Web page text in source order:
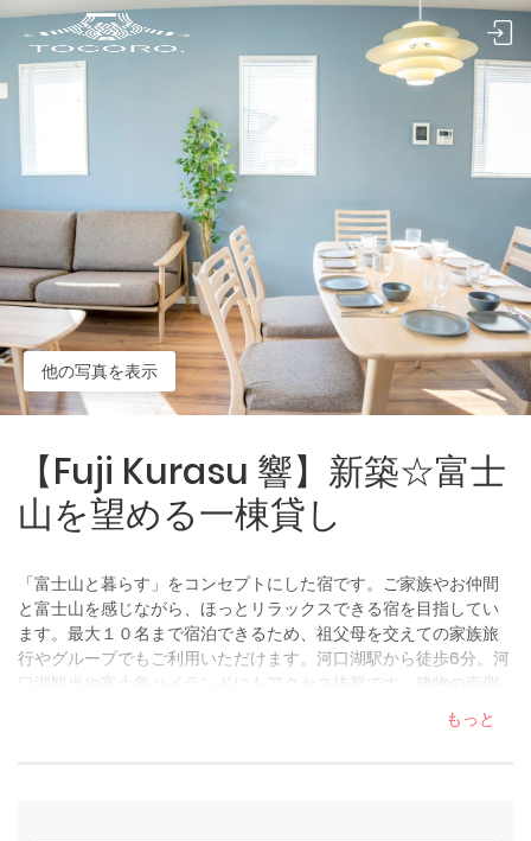
他の写真を表示
【Fuji Kurasu 響】新築☆富士
山を望める一棟貸し
「富士山と暮らす」をコンセプトにした宿です。ご家族やお仲間
と富士山を感じながら、ほっとリラックスできる宿を目指してい
ます。最大１０名まで宿泊できるため、祖父母を交えての家族旅
行やグループでもご利用いただけます。河口湖駅から徒歩6分。河
口湖観光や富士急ハイランドにもアクセス抜群です。建物の南側
には、富士山の絶景が広がります。１階の南側２寝室だけでな
く、２階に配したリビングとお風呂、バルコニーからも眺めるこ
もっと